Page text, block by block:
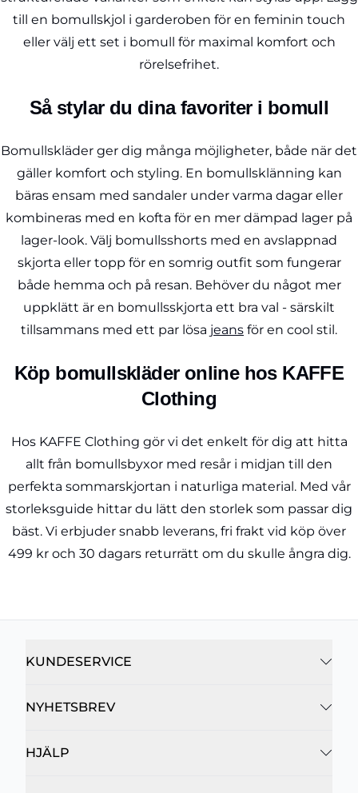
till en bomullskjol i garderoben för en feminin touch
eller välj ett set i bomull för maximal komfort och
rörelsefrihet.
Så stylar du dina favoriter i bomull
Bomullskläder ger dig många möjligheter, både när det
gäller komfort och styling. En bomullsklänning kan
bäras ensam med sandaler under varma dagar eller
kombineras med en kofta för en mer dämpad lager på
lager-look. Välj bomullsshorts med en avslappnad
skjorta eller topp för en somrig outfit som fungerar
både hemma och på resan. Behöver du något mer
uppklätt är en bomullsskjorta ett bra val - särskilt
tillsammans med ett par lösa jeans för en cool stil.
Köp bomullskläder online hos KAFFE
Clothing
Hos KAFFE Clothing gör vi det enkelt för dig att hitta
allt från bomullsbyxor med resår i midjan till den
perfekta sommarskjortan i naturliga material. Med vår
storleksguide hittar du lätt den storlek som passar dig
bäst. Vi erbjuder snabb leverans, fri frakt vid köp över
499 kr och 30 dagars returrätt om du skulle ångra dig.
KUNDESERVICE
NYHETSBREV
HJÄLP